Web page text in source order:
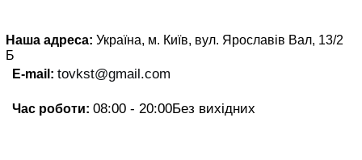
Наша адреса: Україна, м. Київ, вул. Ярославів Вал, 13/2
Б
E-mail: tovkst@gmail.com
Час роботи: 08:00 - 20:00Без вихідних